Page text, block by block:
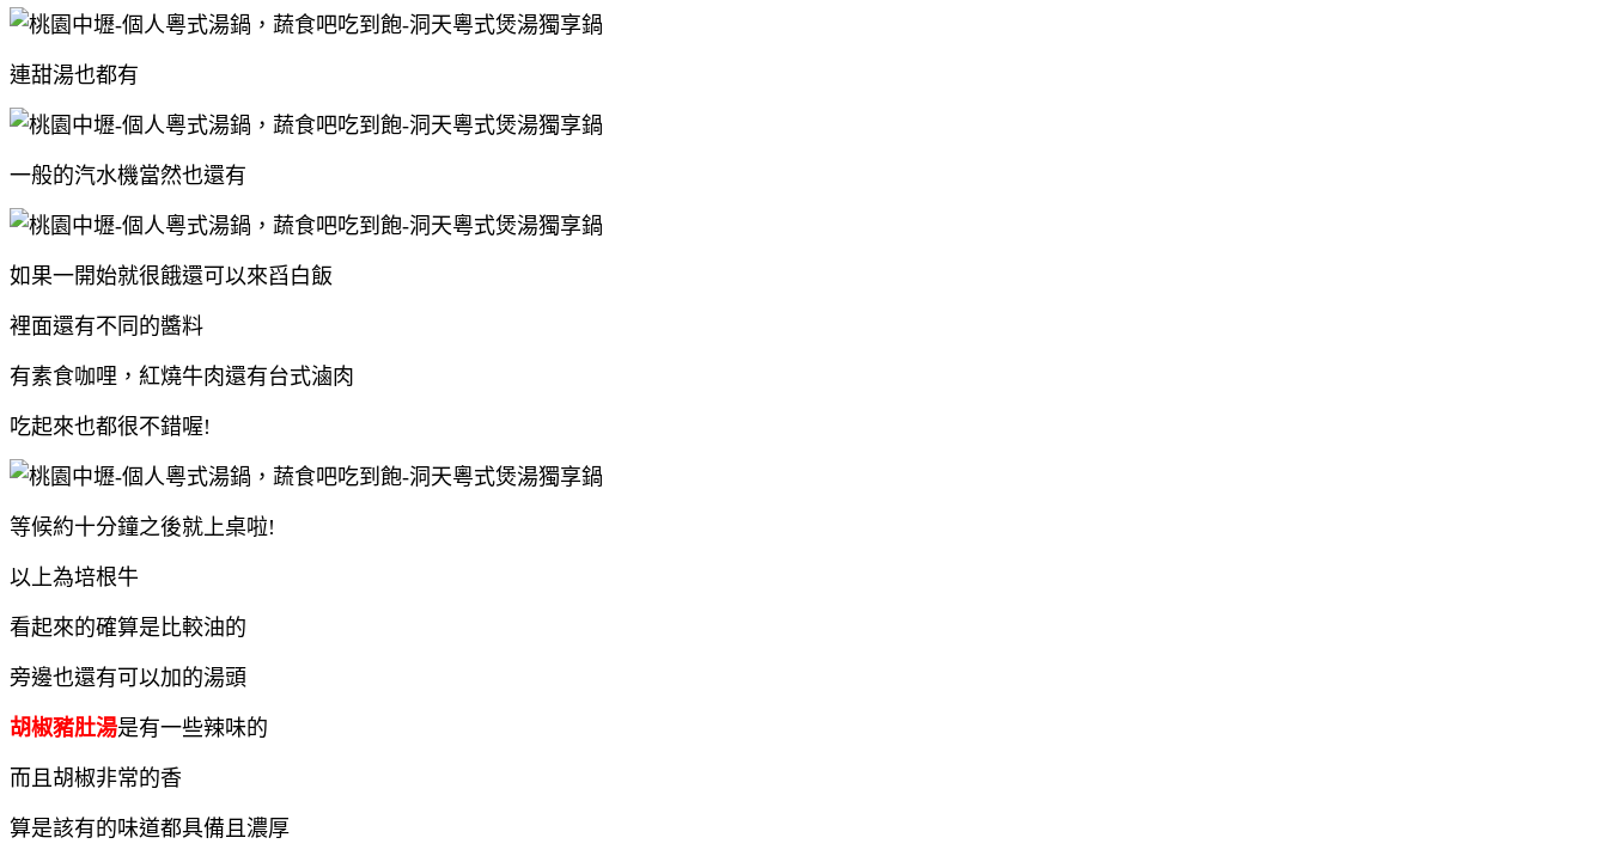
連甜湯也都有
一般的汽水機當然也還有
如果一開始就很餓還可以來舀白飯
裡面還有不同的醬料
有素食咖哩，紅燒牛肉還有台式滷肉
吃起來也都很不錯喔!
等候約十分鐘之後就上桌啦!
以上為培根牛
看起來的確算是比較油的
旁邊也還有可以加的湯頭
胡椒豬肚湯是有一些辣味的
而且胡椒非常的香
算是該有的味道都具備且濃厚